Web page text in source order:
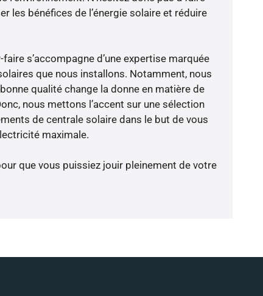
les bénéfices de l’énergie solaire et réduire
s’accompagne d’une expertise marquée
que nous installons. Notamment, nous
qualité change la donne en matière de
nous mettons l’accent sur une sélection
de centrale solaire dans le but de vous
maximale.
que vous puissiez jouir pleinement de votre